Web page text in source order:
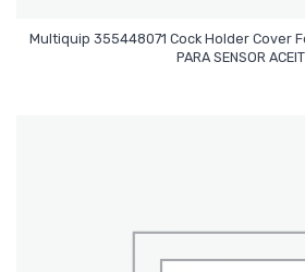
Multiquip 355448071 Cock Holder Cover
PARA SENSOR
Leer Más